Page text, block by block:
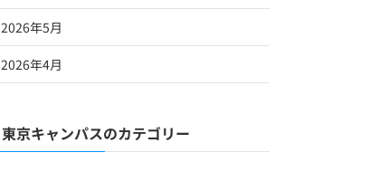
2026年5月
2026年4月
東京キャンパスのカテゴリー